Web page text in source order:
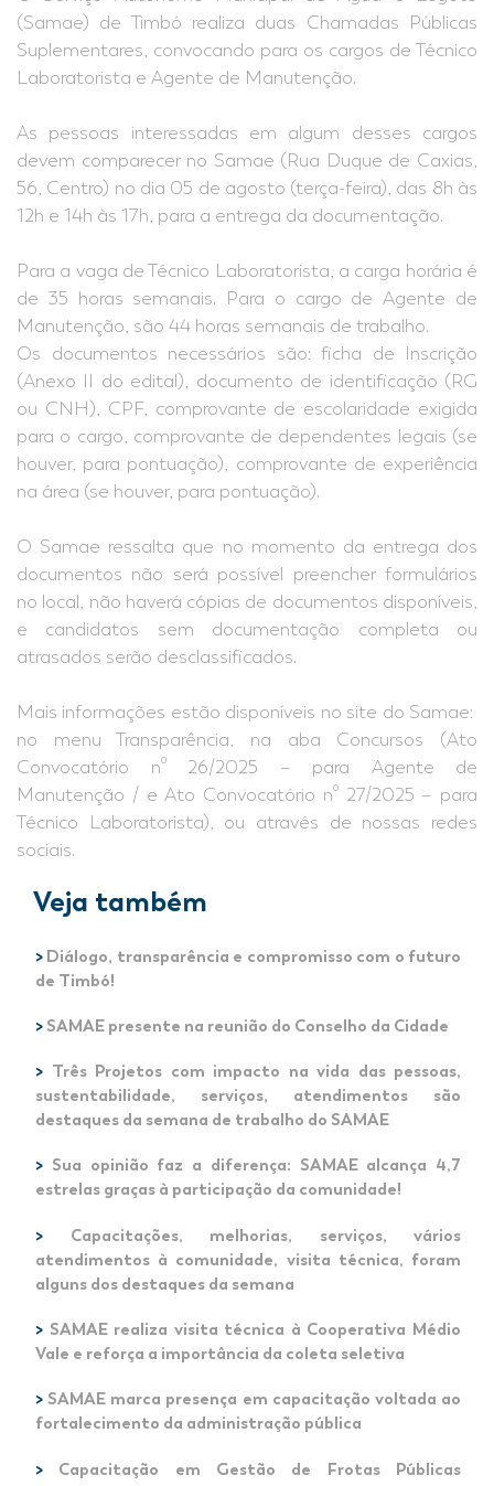
(Samae) de Timbó realiza duas Chamadas Públicas
Suplementares, convocando para os cargos de Técnico
Laboratorista e Agente de Manutenção.
As pessoas interessadas em algum desses cargos
devem comparecer no Samae (Rua Duque de Caxias,
56, Centro) no dia 05 de agosto (terça-feira), das 8h às
12h e 14h às 17h, para a entrega da documentação.
Para a vaga de Técnico Laboratorista, a carga horária é
de 35 horas semanais. Para o cargo de Agente de
Manutenção, são 44 horas semanais de trabalho.
Os documentos necessários são: ficha de Inscrição
(Anexo II do edital), documento de identificação (RG
ou CNH), CPF, comprovante de escolaridade exigida
para o cargo, comprovante de dependentes legais (se
houver, para pontuação), comprovante de experiência
na área (se houver, para pontuação).
O Samae ressalta que no momento da entrega dos
documentos não será possível preencher formulários
no local, não haverá cópias de documentos disponíveis,
e candidatos sem documentação completa ou
atrasados serão desclassificados.
Mais informações estão disponíveis no site do Samae:
no menu Transparência, na aba Concursos (Ato
Convocatório nº 26/2025 – para Agente de
Manutenção / e Ato Convocatório nº 27/2025 – para
Técnico Laboratorista), ou através de nossas redes
sociais.
Veja também
> Diálogo, transparência e compromisso com o futuro
de Timbó!
> SAMAE presente na reunião do Conselho da Cidade
> Três Projetos com impacto na vida das pessoas,
sustentabilidade, serviços, atendimentos são
destaques da semana de trabalho do SAMAE
> Sua opinião faz a diferença: SAMAE alcança 4,7
estrelas graças à participação da comunidade!
>
Capacitações, melhorias, serviços, vários
atendimentos à comunidade, visita técnica, foram
alguns dos destaques da semana
> SAMAE realiza visita técnica à Cooperativa Médio
Vale e reforça a importância da coleta seletiva
> SAMAE marca presença em capacitação voltada ao
fortalecimento da administração pública
>
Capacitação em Gestão de Frotas Públicas